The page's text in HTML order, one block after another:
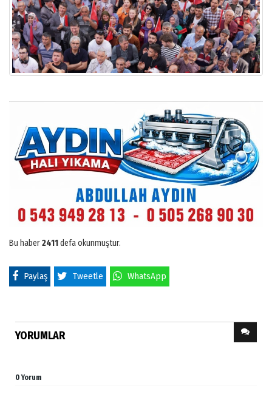
Bu haber2411defa okunmuştur.
Paylaş Tweetle WhatsApp
YORUMLAR
0 Yorum